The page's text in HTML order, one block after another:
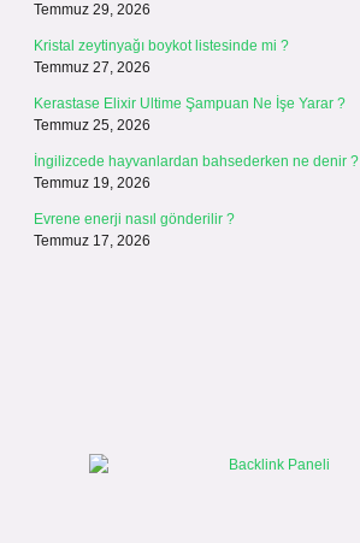
Temmuz 29, 2026
Kristal zeytinyağı boykot listesinde mi ?
Temmuz 27, 2026
Kerastase Elixir Ultime Şampuan Ne İşe Yarar ?
Temmuz 25, 2026
İngilizcede hayvanlardan bahsederken ne denir ?
Temmuz 19, 2026
Evrene enerji nasıl gönderilir ?
Temmuz 17, 2026